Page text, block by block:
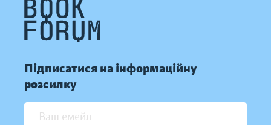
Підписатися на інформаційну
розсилку